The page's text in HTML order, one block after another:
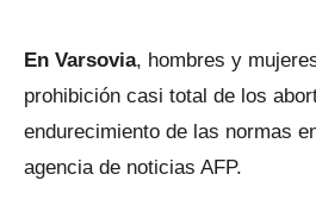
En Varsovia, hombres y
prohibición casi total de los
endurecimiento de las normas
agencia de noticias AFP.